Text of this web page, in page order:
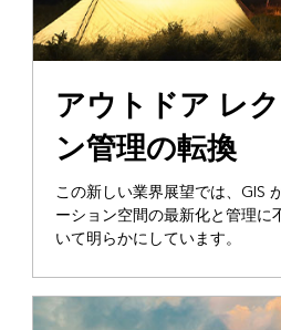
アウトドア レ
ン管理の転換
この新しい業界展望では、GIS
ーション空間の最新化と管理に
いて明らかにしています。